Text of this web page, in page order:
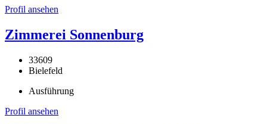
Profil ansehen
Zimmerei Sonnenburg
33609
Bielefeld
Ausführung
Profil ansehen